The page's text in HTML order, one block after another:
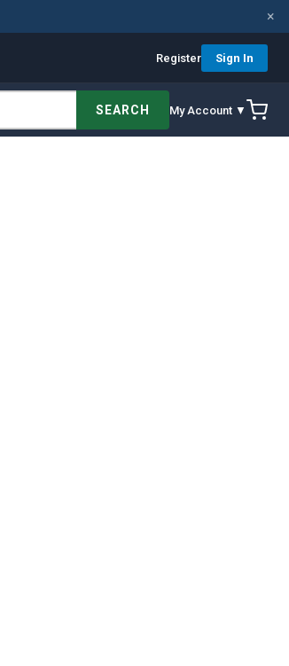
×
Register Sign In
SEARCH My Account ▼